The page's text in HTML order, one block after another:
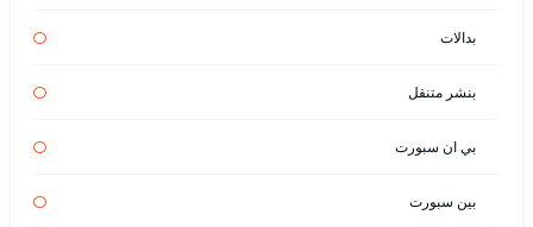
بدالات
بنشر متنقل
بي ان سبورت
بين سبورت